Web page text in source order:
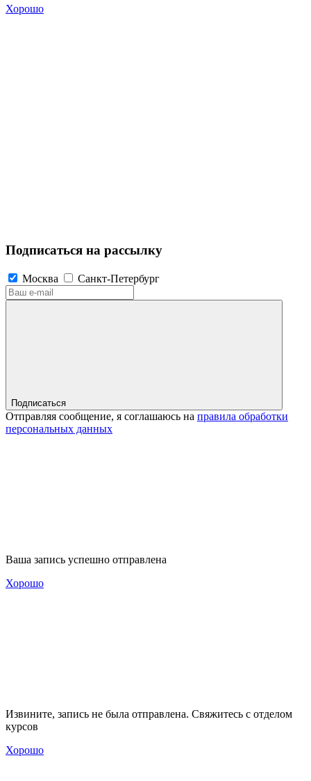
Хорошо
Подписаться на рассылку
Москва Санкт-Петербург
Подписаться
Отправляя сообщение, я соглашаюсь на правила обработки
персональных данных
Ваша запись успешно отправлена
Хорошо
Извините, запись не была отправлена. Свяжитесь с отделом
курсов
Хорошо